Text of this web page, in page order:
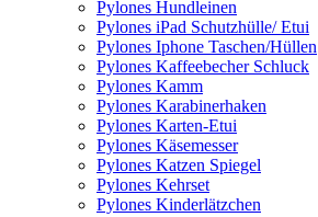
Pylones Hundleinen
Pylones iPad Schutzhülle/ Etui
Pylones Iphone Taschen/Hüllen
Pylones Kaffeebecher Schluck
Pylones Kamm
Pylones Karabinerhaken
Pylones Karten-Etui
Pylones Käsemesser
Pylones Katzen Spiegel
Pylones Kehrset
Pylones Kinderlätzchen